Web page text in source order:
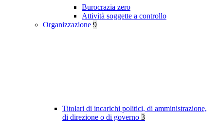
Burocrazia zero
Attività soggette a controllo
Organizzazione 9
Titolari di incarichi politici, di amministrazione,
di direzione o di governo 3